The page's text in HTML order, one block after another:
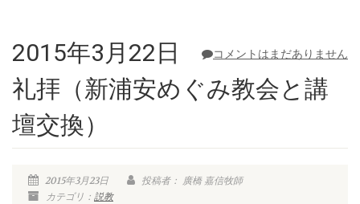
コメントはまだありません
2015年3月22日
礼拝（新浦安めぐみ教会と講
壇交換）
2015年3月23日
投稿者： 廣橋 嘉信牧師
カテゴリ： 説教